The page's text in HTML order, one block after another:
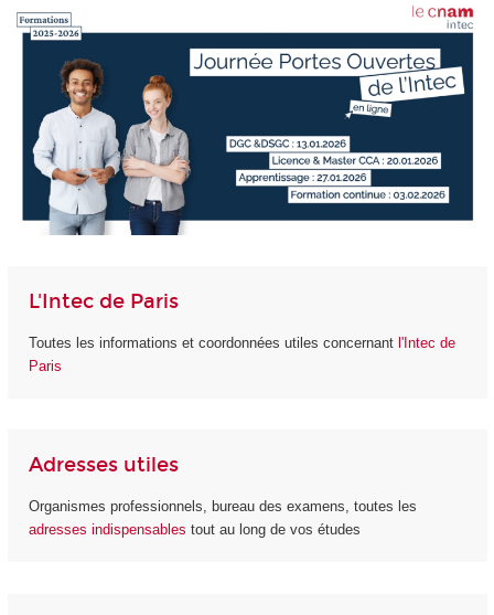
L'Intec de Paris
Toutes les informations et coordonnées utiles concernant l'Intec de
Paris
Adresses utiles
Organismes professionnels, bureau des examens, toutes les
adresses indispensables tout au long de vos études